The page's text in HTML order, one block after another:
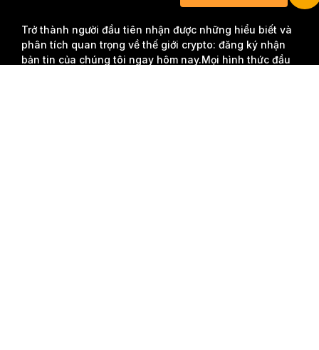
Trở thành người đầu tiên nhận được những hiểu biết và
phân tích quan trọng về thế giới crypto: đăng ký nhận
bản tin của chúng tôi ngay hôm nay.Mọi hình thức đầu
Tham gia